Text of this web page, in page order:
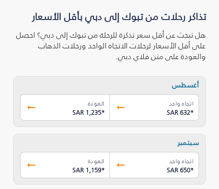
تذاكر رحلات من تبوك‎ إلى دبي بأقل الأسعار
هل تبحث عن أقل سعر تذكرة للرحلة من تبوك‎ إلى دبي؟ احصل
على أقل الأسعار لرحلات الاتجاه الواحد ورحلات الذهاب
والعودة على متن فلاي دبي.
أغسطس
اتجاه واحد
SAR 632*
العودة
SAR 1,235*
سبتمبر
اتجاه واحد
SAR 650*
العودة
SAR 1,159*